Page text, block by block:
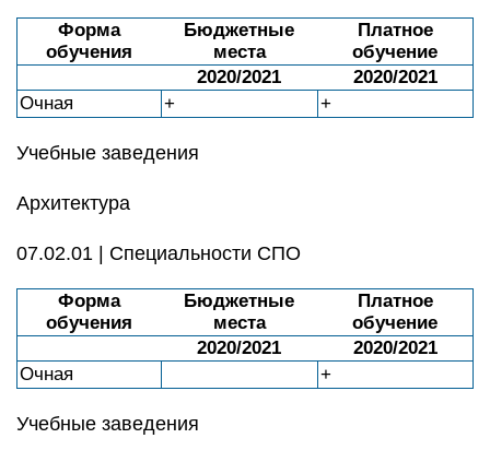
Форма
обучения
Бюджетные
места
Платное
обучение
2020/2021
2020/2021
Очная
+ +
Учебные заведения
Архитектура
07.02.01 | Специальности СПО
Форма
обучения
Бюджетные
места
Платное
обучение
2020/2021
2020/2021
Очная
+
Учебные заведения